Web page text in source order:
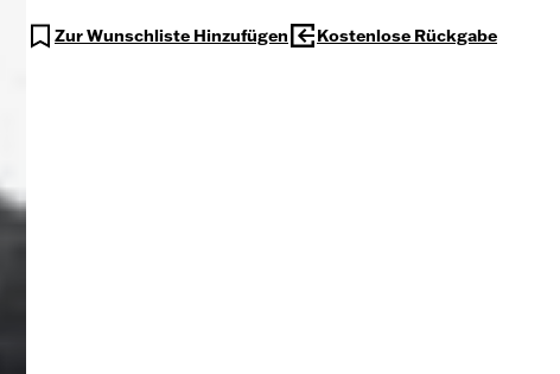
Zur Wunschliste Hinzufügen Kostenlose Rückgabe